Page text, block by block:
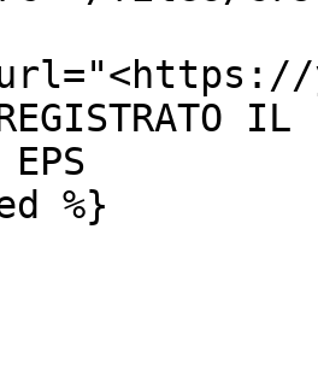
url="<https://
EPS